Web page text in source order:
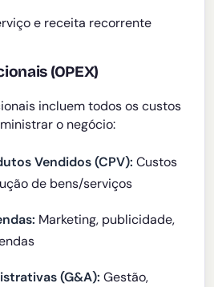
e receita recorrente
(OPEX)
incluem todos os custos
o negócio:
Vendidos (CPV): Custos
de bens/serviços
Marketing, publicidade,
(G&A): Gestão,